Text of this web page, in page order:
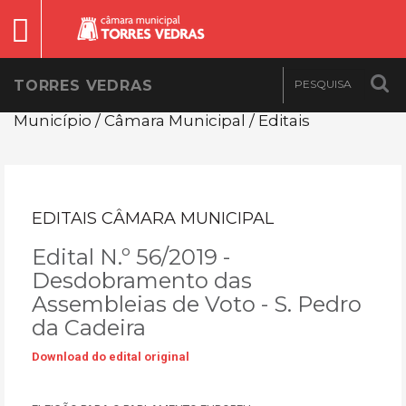
TORRES VEDRAS
Município / Câmara Municipal / Editais
EDITAIS CÂMARA MUNICIPAL
Edital N.º 56/2019 -
Desdobramento das
Assembleias de Voto - S. Pedro
da Cadeira
Download do edital original